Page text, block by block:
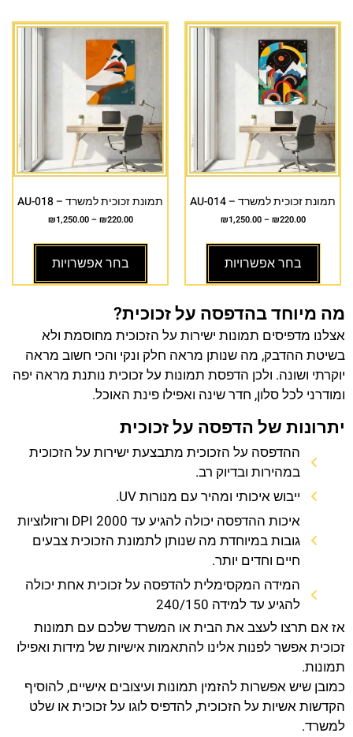
תמונת זכוכית למשרד – AU-014
₪220.00
–
₪1,250.00
בחר אפשרויות
תמונת זכוכית למשרד – AU-018
₪220.00
–
₪1,250.00
בחר אפשרויות
מה מיוחד בהדפסה על זכוכית?
אצלנו מדפיסים תמונות ישירות על הזכוכית מחוסמת ולא
בשיטת ההדבק, מה שנותן מראה חלק ונקי והכי חשוב מראה
יוקרתי ושונה. ולכן הדפסת תמונות על זכוכית נותנת מראה יפה
ומודרני לכל סלון, חדר שינה ואפילו פינת האוכל.
יתרונות של הדפסה על זכוכית
ההדפסה על הזכוכית מתבצעת ישירות על הזכוכית
במהירות ובדיוק רב.
ייבוש איכותי ומהיר עם מנורות UV.
איכות ההדפסה יכולה להגיע עד 2000 DPI ורזולוציות
גובות במיוחדת מה שנותן לתמונת הזכוכית צבעים
חיים וחדים יותר.
המידה המקסימלית להדפסה על זכוכית אחת יכולה
להגיע עד למידה 240/150
אז אם תרצו לעצב את הבית או המשרד שלכם עם תמונות
זכוכית אפשר לפנות אלינו להתאמות אישיות של מידות ואפילו
תמונות.
כמובן שיש אפשרות להזמין תמונות ועיצובים אישיים, להוסיף
הקדשות אשיות על הזכוכית, להדפיס לוגו על זכוכית או שלט
למשרד.